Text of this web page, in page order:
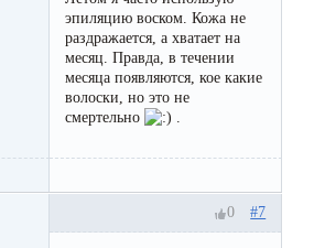
эпиляцию воском. Кожа не
раздражается, а хватает на
месяц. Правда, в течении
месяца появляются, кое какие
волоски, но это не
смертельно
.
#7
0